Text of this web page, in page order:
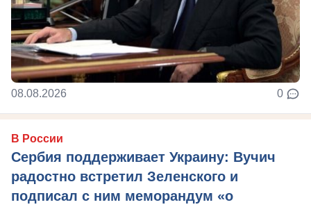
08.08.2026 0
В России
Сербия поддерживает Украину: Вучич
радостно встретил Зеленского и
подписал с ним меморандум «о